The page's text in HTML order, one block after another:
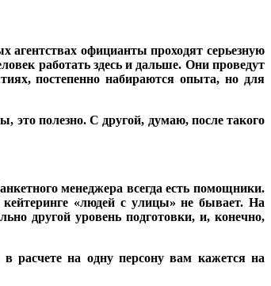
агентствах официанты проходят серьезную
работать здесь и дальше. Они проведут
постепенно набираются опыта, но для
это полезно. С другой, думаю, после такого
менеджера всегда есть помощники.
«людей с улицы» не бывает. На
другой уровень подготовки, и, конечно,
расчете на одну персону вам кажется на